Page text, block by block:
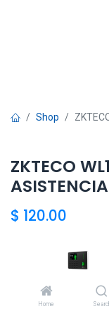
Home
Shop
ZKTECO
$ 120.00